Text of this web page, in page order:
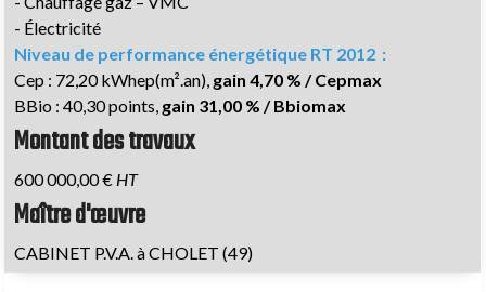
- Électricité
Niveau de performance énergétique RT 2012 :
Cep : 72,20 kWhep(m².an), gain 4,70 % / Cepmax
BBio : 40,30 points, gain 31,00 % / Bbiomax
Montant des travaux
600 000,00 € HT
Maître d'œuvre
CABINET P.V.A. à CHOLET (49)